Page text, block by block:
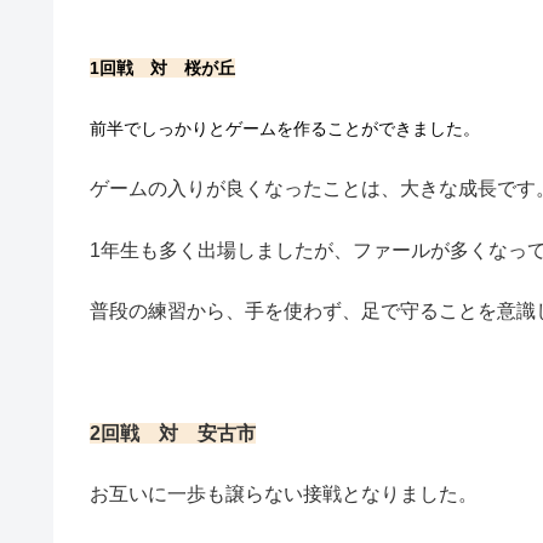
1回戦 対 桜が丘
前半でしっかりとゲームを作ることができました。
ゲームの入りが良くなったことは、大きな成長です
1年生も多く出場しましたが、ファールが多くなっ
普段の練習から、手を使わず、足で守ることを意識
2回戦 対 安古市
お互いに一歩も譲らない接戦となりました。